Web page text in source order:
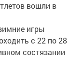
вошли в
игры
с 22 по 28
состязании